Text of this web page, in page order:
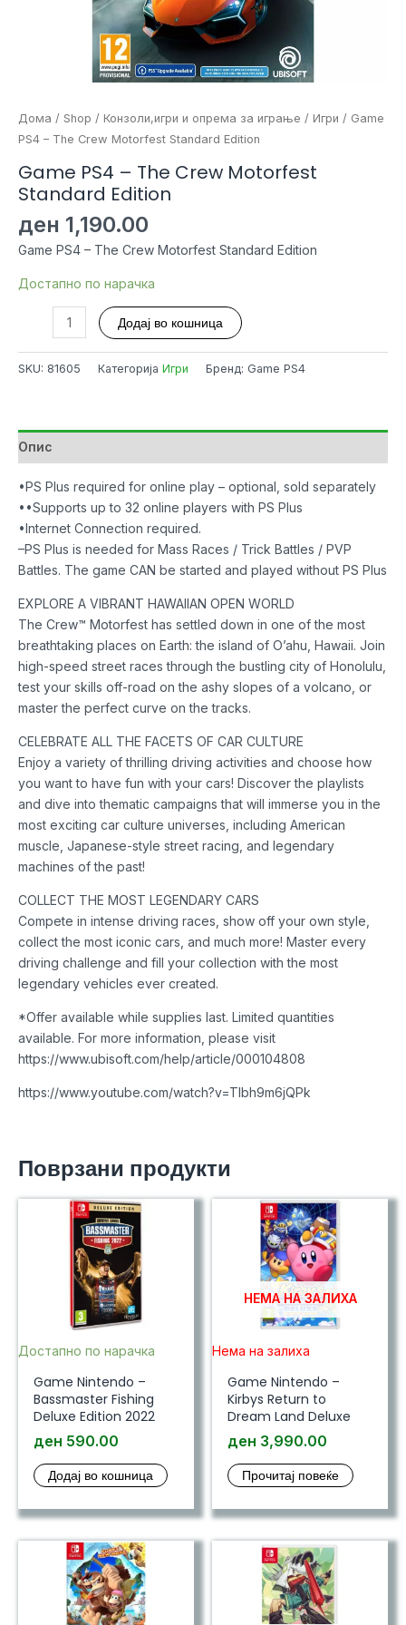
Дома / Shop / Конзоли,игри и опрема за играње / Игри / Game
PS4 – The Crew Motorfest Standard Edition
Game PS4 – The Crew Motorfest
Standard Edition
ден 1,190.00
Game PS4 – The Crew Motorfest Standard Edition
Достапно по нарачка
-
Standard
Edition
количина
Додај во кошница
SKU: 81605 Категорија Игри Бренд: Game PS4
Опис
•PS Plus required for online play – optional, sold separately
••Supports up to 32 online players with PS Plus
•Internet Connection required.
–PS Plus is needed for Mass Races / Trick Battles / PVP
Battles. The game CAN be started and played without PS Plus
EXPLORE A VIBRANT HAWAIIAN OPEN WORLD
The Crew™ Motorfest has settled down in one of the most
breathtaking places on Earth: the island of O’ahu, Hawaii. Join
high-speed street races through the bustling city of Honolulu,
test your skills off-road on the ashy slopes of a volcano, or
master the perfect curve on the tracks.
CELEBRATE ALL THE FACETS OF CAR CULTURE
Enjoy a variety of thrilling driving activities and choose how
you want to have fun with your cars! Discover the playlists
and dive into thematic campaigns that will immerse you in the
most exciting car culture universes, including American
muscle, Japanese-style street racing, and legendary
machines of the past!
COLLECT THE MOST LEGENDARY CARS
Compete in intense driving races, show off your own style,
collect the most iconic cars, and much more! Master every
driving challenge and fill your collection with the most
legendary vehicles ever created.
*Offer available while supplies last. Limited quantities
available. For more information, please visit
https://www.ubisoft.com/help/article/000104808
https://www.youtube.com/watch?v=TIbh9m6jQPk
Поврзани продукти
Достапно по нарачка
Game Nintendo –
Bassmaster Fishing
Deluxe Edition 2022
ден 590.00
Додај во кошница
НЕМА НА ЗАЛИХА
Нема на залиха
Game Nintendo –
Kirbys Return to
Dream Land Deluxe
ден 3,990.00
Прочитај повеќе